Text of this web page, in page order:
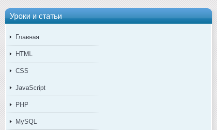
Уроки и статьи
Главная
HTML
CSS
JavaScript
PHP
MySQL